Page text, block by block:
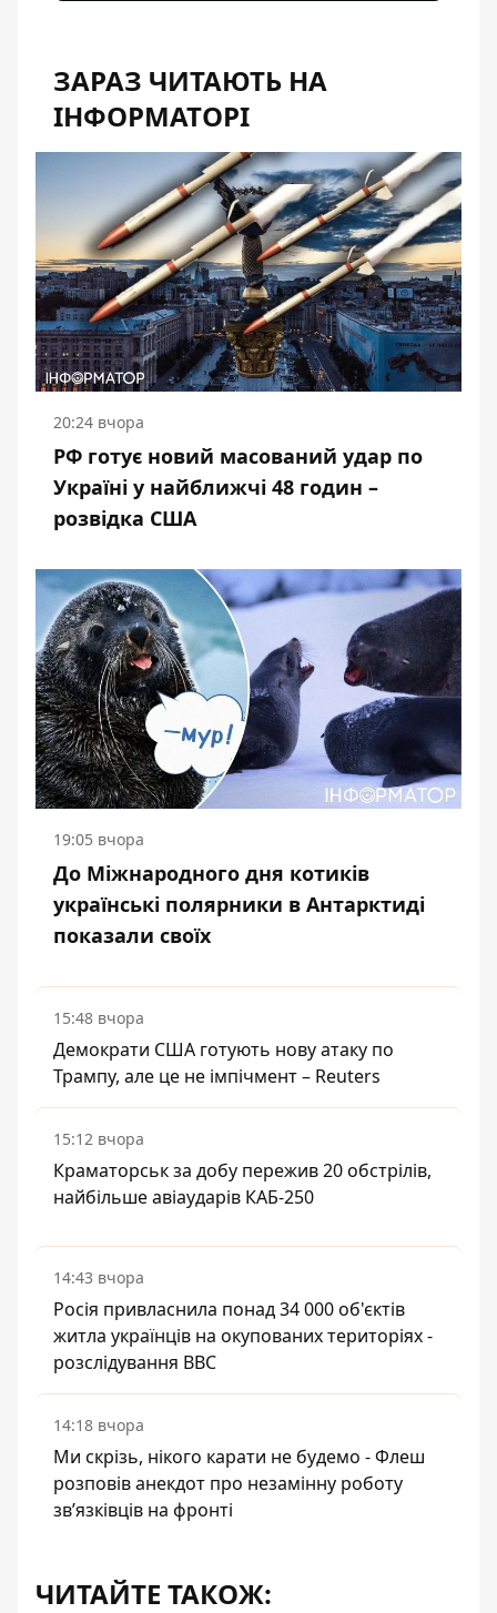
ЗАРАЗ ЧИТАЮТЬ НА
ІНФОРМАТОРІ
20:24 вчора
РФ готує новий масований удар по
Україні у найближчі 48 годин –
розвідка США
19:05 вчора
До Міжнародного дня котиків
українські полярники в Антарктиді
показали своїх
15:48 вчора
Демократи США готують нову атаку по
Трампу, але це не імпічмент – Reuters
15:12 вчора
Краматорськ за добу пережив 20 обстрілів,
найбільше авіаударів КАБ-250
14:43 вчора
Росія привласнила понад 34 000 об'єктів
житла українців на окупованих територіях -
розслідування BBC
14:18 вчора
Ми скрізь, нікого карати не будемо - Флеш
розповів анекдот про незамінну роботу
зв’язківців на фронті
ЧИТАЙТЕ ТАКОЖ: